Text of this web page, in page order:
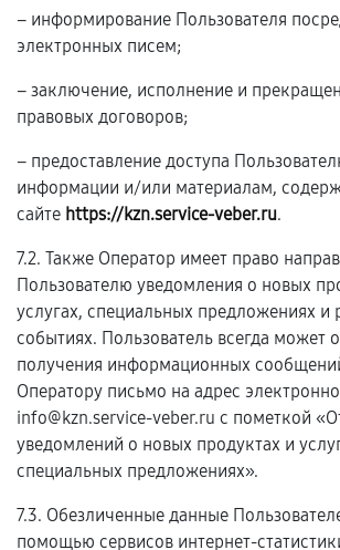
– информирование Пользователя
электронных писем;
– заключение, исполнение и
правовых договоров;
– предоставление доступа
информации и/или материалам,
сайте https://kzn.service-veber.ru.
7.2. Также Оператор имеет право
Пользователю уведомления о новых
услугах, специальных предложениях и
событиях. Пользователь всегда может
получения информационных
Оператору письмо на адрес
info@kzn.service-veber.ru с пометкой
уведомлений о новых продуктах и
специальных предложениях».
7.3. Обезличенные данные
помощью сервисов интернет-